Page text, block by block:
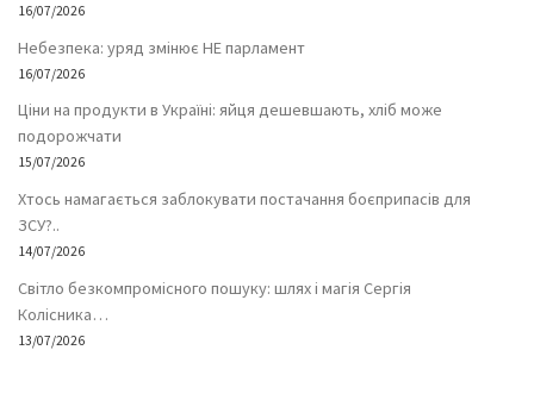
16/07/2026
Небезпека: уряд змінює НЕ парламент
16/07/2026
Ціни на продукти в Україні: яйця дешевшають, хліб може
подорожчати
15/07/2026
Хтось намагається заблокувати постачання боєприпасів для
ЗСУ?..
14/07/2026
Світло безкомпромісного пошуку: шлях і магія Сергія
Колісника…
13/07/2026